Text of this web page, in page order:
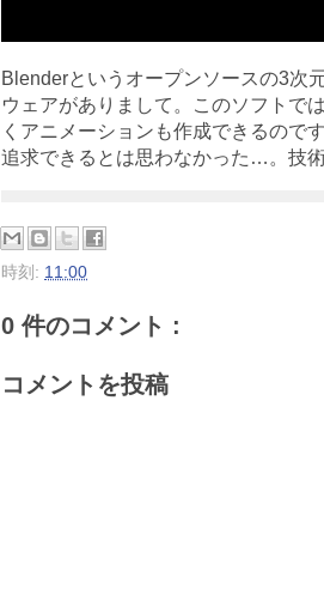
Blenderというオープンソースの3次
ウェアがありまして。このソフトで
くアニメーションも作成できるので
追求できるとは思わなかった…。技
時刻: 11:00
0 件のコメント :
コメントを投稿